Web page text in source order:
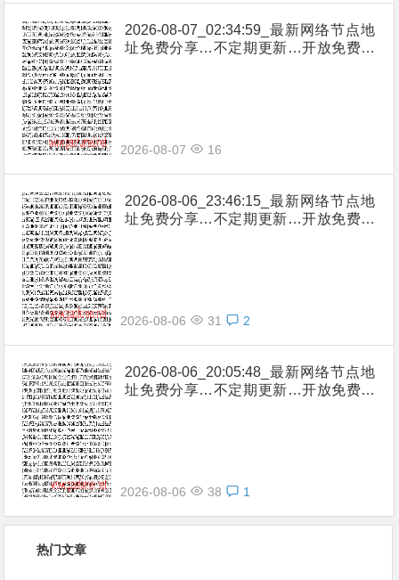
2026-08-07_02:34:59_最新网络节点地
址免费分享…不定期更新…开放免费分
2026-08-07 16
2026-08-06_23:46:15_最新网络节点地
址免费分享…不定期更新…开放免费分
2026-08-06 31 2
2026-08-06_20:05:48_最新网络节点地
址免费分享…不定期更新…开放免费分
2026-08-06 38 1
热门文章